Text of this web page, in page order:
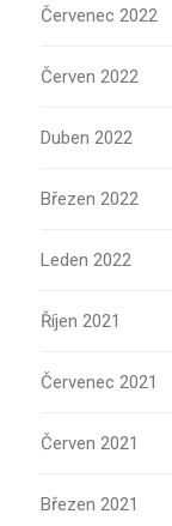
Červenec 2022
Červen 2022
Duben 2022
Březen 2022
Leden 2022
Říjen 2021
Červenec 2021
Červen 2021
Březen 2021